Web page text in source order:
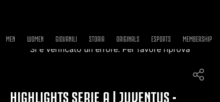
MEN WOMEN GIOVANILI STORIA ORIGINALS ESPORTS MEMBERSHIP
Si è verificato un errore. Per favore riprova
HIGHLIGHTS SERIE A | JUVENTUS -